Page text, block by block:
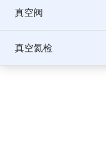
真空阀
真空氦检